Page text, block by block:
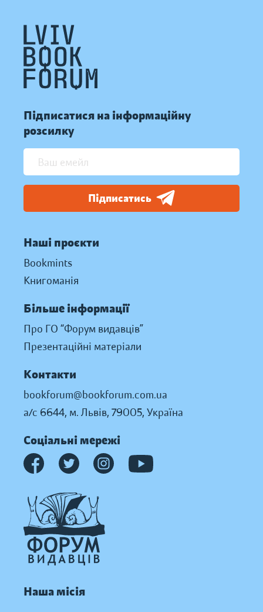
Підписатися на інформаційну
розсилку
Підписатись
Наші проєкти
Bookmints
Книгоманія
Більше інформації
Про ГО “Форум видавців”
Презентаційні матеріали
Контакти
bookforum@bookforum.com.ua
а/с 6644, м. Львів, 79005, Україна
Соціальні мережі
Наша місія